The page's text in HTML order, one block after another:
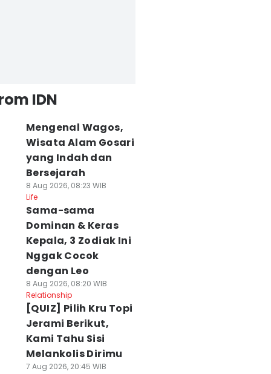
IDN
Mengenal Wagos,
Wisata Alam Gosari
yang Indah dan
Bersejarah
8 Aug 2026, 08:23 WIB
Life
Sama-sama
Dominan & Keras
Kepala, 3 Zodiak Ini
Nggak Cocok
dengan Leo
8 Aug 2026, 08:20 WIB
Relationship
[QUIZ] Pilih Kru Topi
Jerami Berikut,
Kami Tahu Sisi
Melankolis Dirimu
7 Aug 2026, 20:45 WIB